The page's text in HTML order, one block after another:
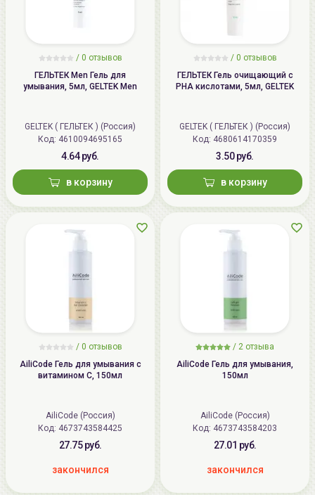
/ 0 отзывов
ГЕЛЬТЕК Men Гель для
умывания, 5мл, GELTEK Men
GELTEK ( ГЕЛЬТЕК ) (Россия)
Код: 4610094695165
4.64 руб.
в корзину
/ 0 отзывов
ГЕЛЬТЕК Гель очищающий с
PHA кислотами, 5мл, GELTEK
GELTEK ( ГЕЛЬТЕК ) (Россия)
Код: 4680614170359
3.50 руб.
в корзину
/ 0 отзывов
AiliCode Гель для умывания с
витамином С, 150мл
AiliCode (Россия)
Код: 4673743584425
27.75 руб.
закончился
/ 2 отзыва
AiliCode Гель для умывания,
150мл
AiliCode (Россия)
Код: 4673743584203
27.01 руб.
закончился